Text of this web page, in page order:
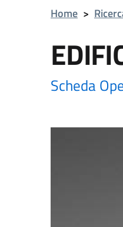
Home >
Scheda